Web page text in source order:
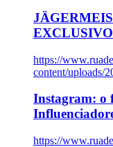
https://
content/uploads/
Instagram: o
https://